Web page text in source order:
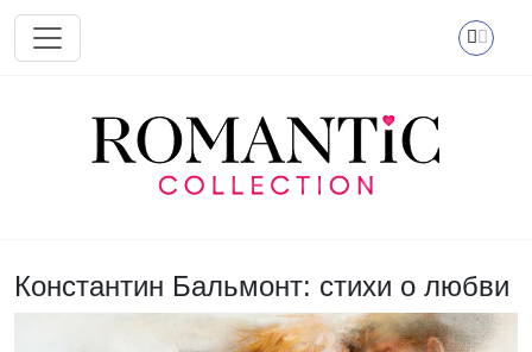
Перейти к основному содержанию
Константин Бальмонт: стихи о любви